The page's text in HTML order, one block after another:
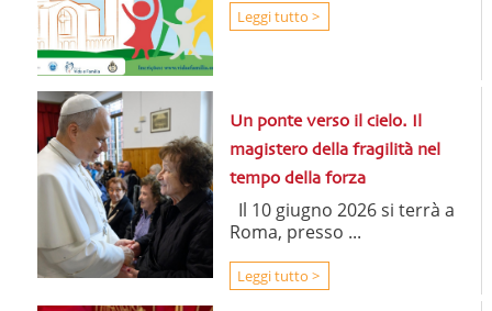
Leggi tutto >
Un ponte verso il cielo. Il
magistero della fragilità nel
tempo della forza
Il 10 giugno 2026 si terrà a
Roma, presso ...
Leggi tutto >